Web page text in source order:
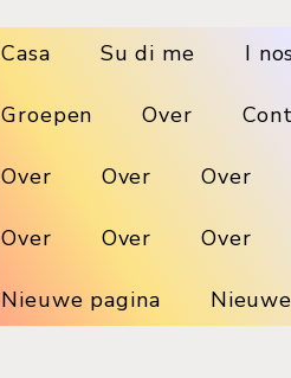
Casa Su di me I
Groepen Over
Over Over Over
Over Over Over
Nieuwe pagina